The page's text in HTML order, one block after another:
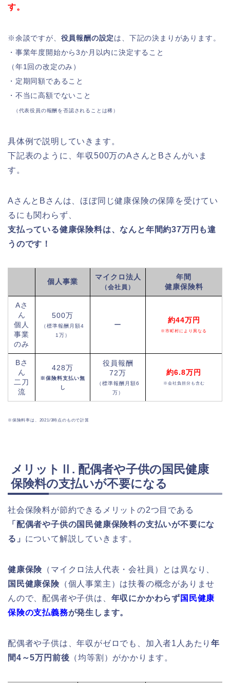
す。
※余談ですが、 役員報酬の設定は、下記の決まりがあります。
・事業年度開始から3か月以内に決定すること
（年1回の改定のみ）
・定期同額であること
・不当に高額でないこと
（代表役員の報酬を否認されることは稀）
具体例で説明していきます。
下記表のように、年収500万のAさんとBさんがいま
す。
AさんとBさんは、ほぼ同じ健康保険の保障を受けてい
るにも関わらず、
支払っている健康保険料は、なんと年間約37万円も違
うのです！
個人事業
マイクロ法人
（会社員）
年間
健康保険料
Aさ
ん
個人
事業
のみ
500万
（標準報酬月額4
1万）
ー
約44万円
※市町村により異なる
Bさ
ん
二刀
流
428万
※保険料支払い無
し
役員報酬
72万
（標準報酬月額6
万）
約6.8万円
※会社負担分も含む
※保険料率は、2021/3時点のもので計算
メリットⅡ. 配偶者や子供の国民健康
保険料の支払いが不要になる
社会保険料が節約できるメリットの2つ目である
「配偶者や子供の国民健康保険料の支払いが不要にな
る」 について解説していきます。
健康保険 （マイクロ法人代表・会社員）とは異なり、
国民健康保険（個人事業主）は扶養の概念がありませ
んので、配偶者や子供は、 年収にかかわらず 国民健康
保険の支払義務が発生します。
配偶者や子供は、年収がゼロでも、加入者1人あたり年
間4～5万円前後 （均等割）がかかります。